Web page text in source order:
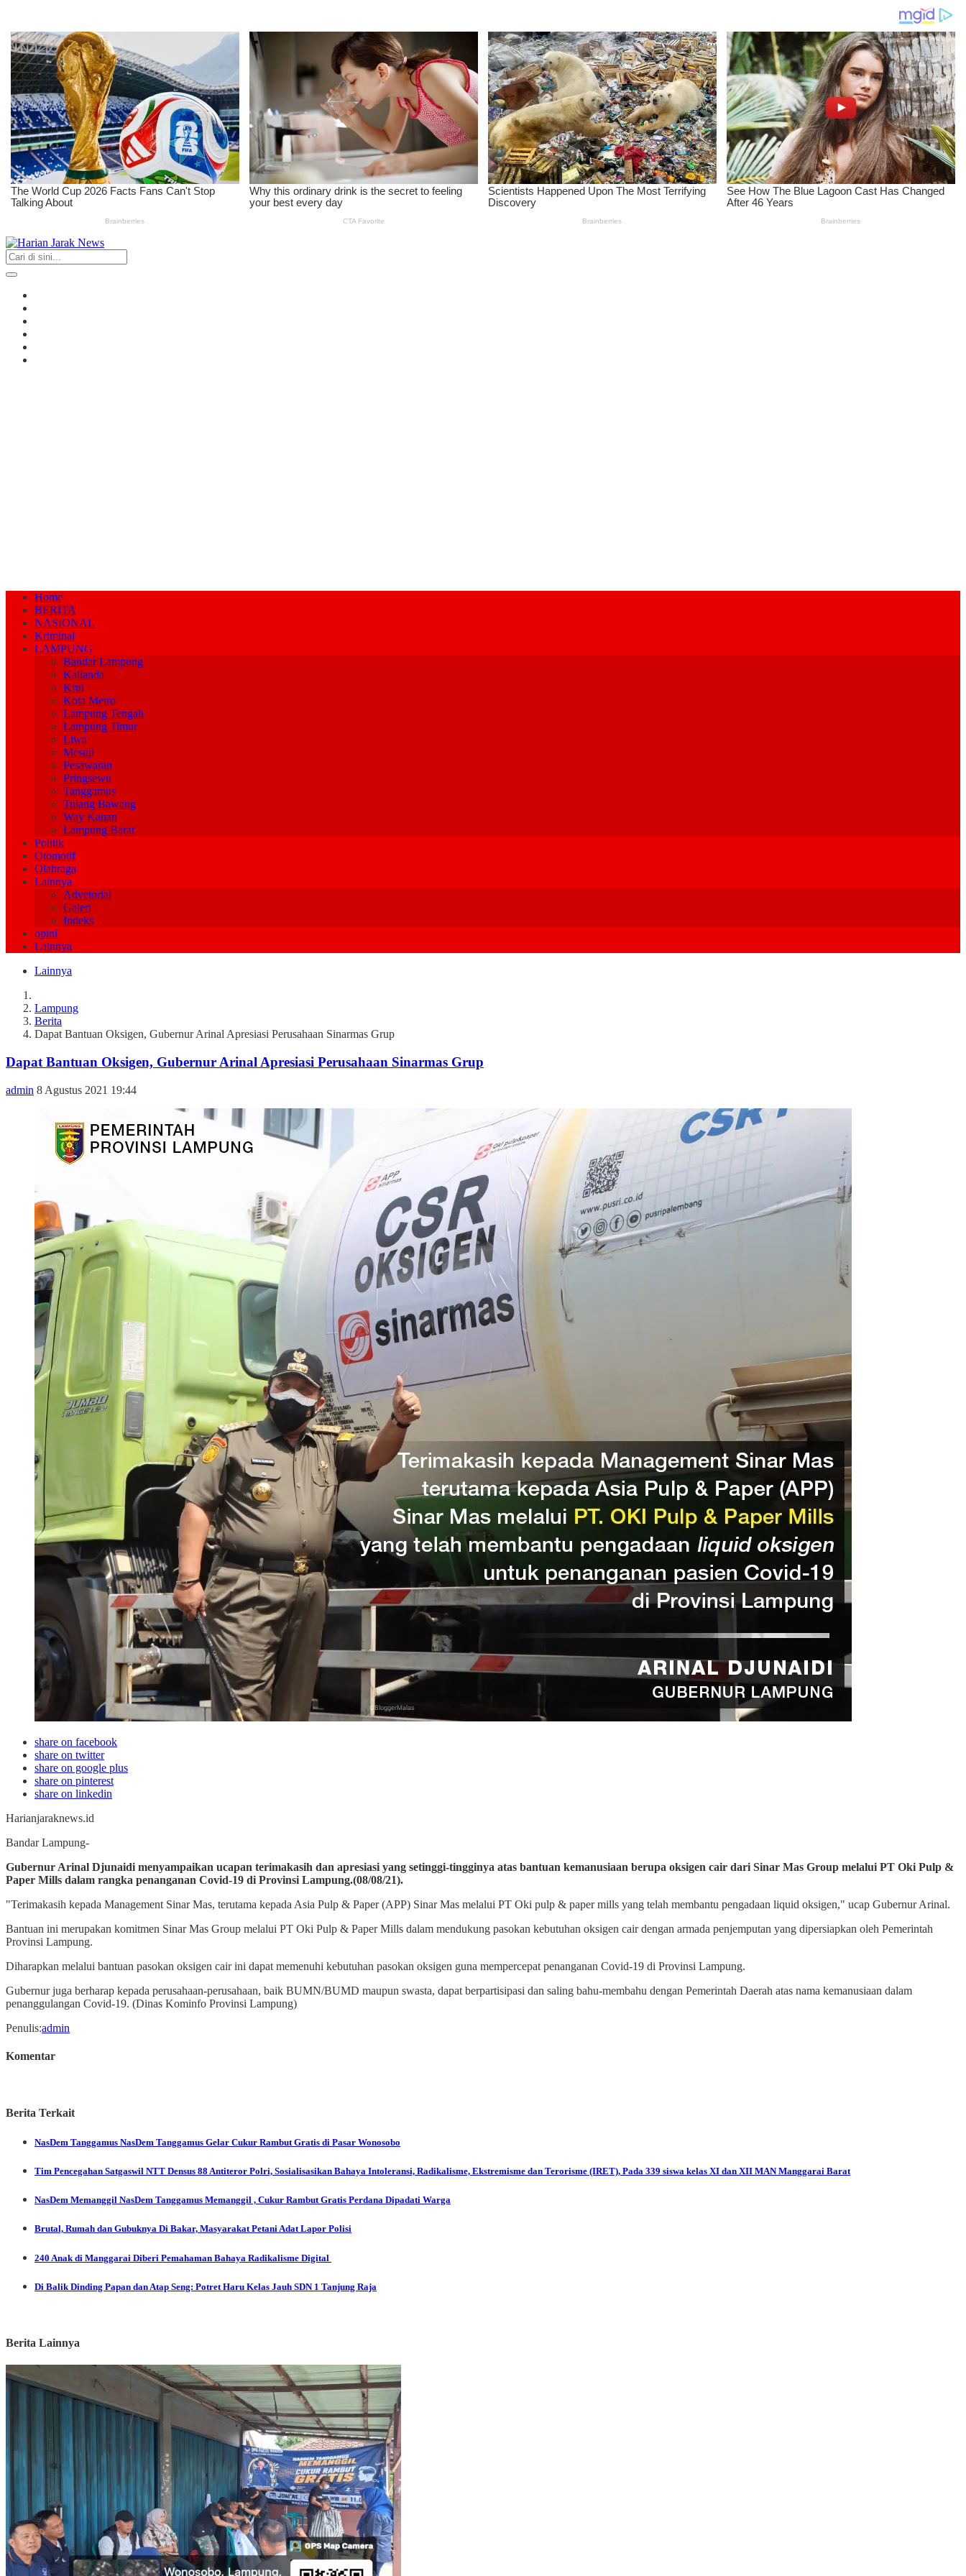
Home
BERITA
NASIONAL
Kriminal
LAMPUNG
Bandar Lampung
Kalianda
Krui
Kota Metro
Lampung Tengah
Lampung Timur
Liwa
Mesuji
Pesawaran
Pringsewu
Tanggamus
Tulang Bawang
Way Kanan
Lampung Barat
Politik
Otomotif
Olahraga
Lainnya
Advetorial
Galeri
Indeks
opini
Lainnya
Lainnya
Lampung
Berita
Dapat Bantuan Oksigen, Gubernur Arinal Apresiasi Perusahaan Sinarmas Grup
Dapat Bantuan Oksigen, Gubernur Arinal Apresiasi Perusahaan Sinarmas Grup
admin 8 Agustus 2021 19:44
share on facebook
share on twitter
share on google plus
share on pinterest
share on linkedin
Harianjaraknews.id
Bandar Lampung-
Gubernur Arinal Djunaidi menyampaikan ucapan terimakasih dan apresiasi yang setinggi-tingginya atas bantuan kemanusiaan berupa oksigen cair dari Sinar Mas Group melalui PT Oki Pulp &
Paper Mills dalam rangka penanganan Covid-19 di Provinsi Lampung.(08/08/21).
"Terimakasih kepada Management Sinar Mas, terutama kepada Asia Pulp & Paper (APP) Sinar Mas melalui PT Oki pulp & paper mills yang telah membantu pengadaan liquid oksigen," ucap Gubernur Arinal.
Bantuan ini merupakan komitmen Sinar Mas Group melalui PT Oki Pulp & Paper Mills dalam mendukung pasokan kebutuhan oksigen cair dengan armada penjemputan yang dipersiapkan oleh Pemerintah
Provinsi Lampung.
Diharapkan melalui bantuan pasokan oksigen cair ini dapat memenuhi kebutuhan pasokan oksigen guna mempercepat penanganan Covid-19 di Provinsi Lampung.
Gubernur juga berharap kepada perusahaan-perusahaan, baik BUMN/BUMD maupun swasta, dapat berpartisipasi dan saling bahu-membahu dengan Pemerintah Daerah atas nama kemanusiaan dalam
penanggulangan Covid-19. (Dinas Kominfo Provinsi Lampung)
Penulis:admin
Komentar
Berita Terkait
NasDem Tanggamus NasDem Tanggamus Gelar Cukur Rambut Gratis di Pasar Wonosobo
Tim Pencegahan Satgaswil NTT Densus 88 Antiteror Polri, Sosialisasikan Bahaya Intoleransi, Radikalisme, Ekstremisme dan Terorisme (IRET), Pada 339 siswa kelas XI dan XII MAN Manggarai Barat
NasDem Memanggil NasDem Tanggamus Memanggil , Cukur Rambut Gratis Perdana Dipadati Warga
Brutal, Rumah dan Gubuknya Di Bakar, Masyarakat Petani Adat Lapor Polisi
240 Anak di Manggarai Diberi Pemahaman Bahaya Radikalisme Digital
Di Balik Dinding Papan dan Atap Seng: Potret Haru Kelas Jauh SDN 1 Tanjung Raja
Berita Lainnya